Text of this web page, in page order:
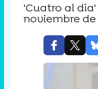
'Cuatro al
noviembre de